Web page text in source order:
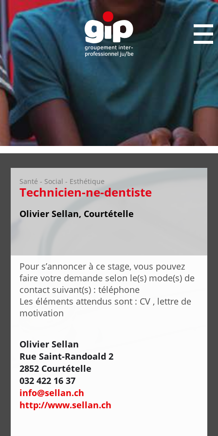
Santé - Social - Esthétique
Technicien-ne-dentiste
Olivier Sellan, Courtételle
Pour s’annoncer à ce stage, vous pouvez
faire votre demande selon le(s) mode(s) de
contact suivant(s) : téléphone
Les éléments attendus sont : CV , lettre de
motivation
Olivier Sellan
Rue Saint-Randoald 2
2852 Courtételle
032 422 16 37
info@sellan.ch
http://www.sellan.ch